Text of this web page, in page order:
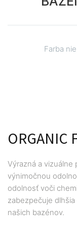
Farba
ORGANIC
Výrazná a vizuálne
výnimočnou
odolnosť voči
zabezpečuje
našich bazénov.